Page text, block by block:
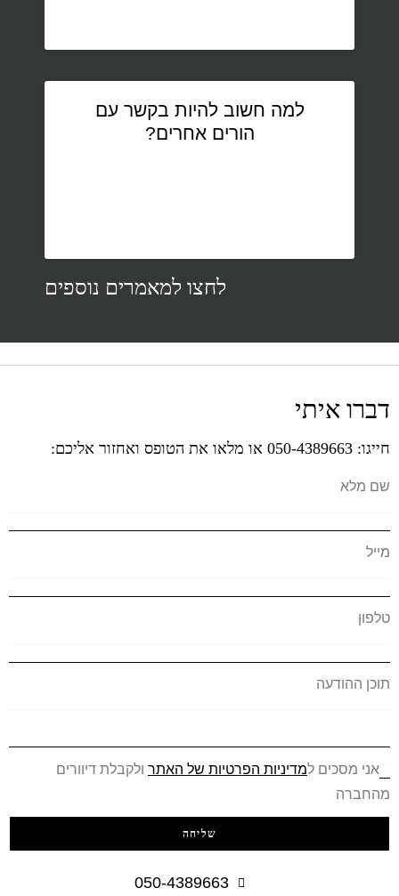
למה חשוב להיות בקשר עם
הורים אחרים?
לחצו למאמרים נוספים
דברו איתי
חייגו: 050-4389663 או מלאו את הטופס ואחזור אליכם:
שם מלא
מייל
טלפון
תוכן ההודעה
אני מסכים למדיניות הפרטיות של האתר ולקבלת דיוורים
מהחברה
שליחה
050-4389663